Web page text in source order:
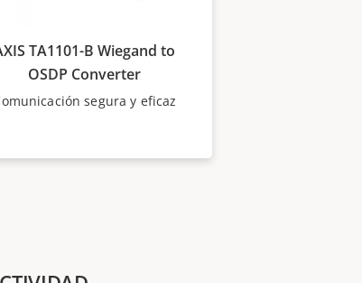
TA1101-B Wiegand to
OSDP Converter
segura y eficaz